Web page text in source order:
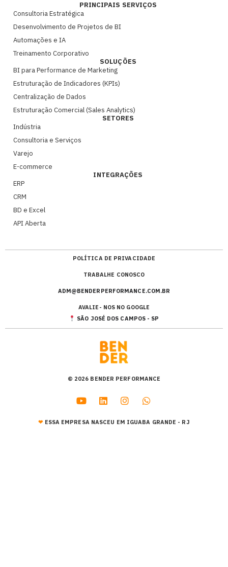
PRINCIPAIS SERVIÇOS
Consultoria Estratégica
Desenvolvimento de Projetos de BI
Automações e IA
Treinamento Corporativo
SOLUÇÕES
BI para Performance de Marketing
Estruturação de Indicadores (KPIs)
Centralização de Dados
Estruturação Comercial (Sales Analytics)
SETORES
Indústria
Consultoria e Serviços
Varejo
E-commerce
INTEGRAÇÕES
ERP
CRM
BD e Excel
API Aberta
POLÍTICA DE PRIVACIDADE
TRABALHE CONOSCO
ADM@BENDERPERFORMANCE.COM.BR
AVALIE- NOS NO GOOGLE
SÃO JOSÉ DOS CAMPOS - SP
© 2026 BENDER PERFORMANCE
❤︎ ESSA EMPRESA NASCEU EM IGUABA GRANDE - RJ